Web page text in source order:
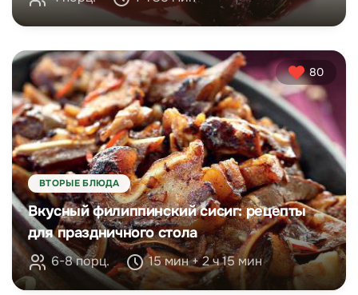
80
ВТОРЫЕ БЛЮДА
Вкусный филиппинский сисиг: рецепты
для праздничного стола
6-8 порц. 15 мин + 2 ч 15 мин